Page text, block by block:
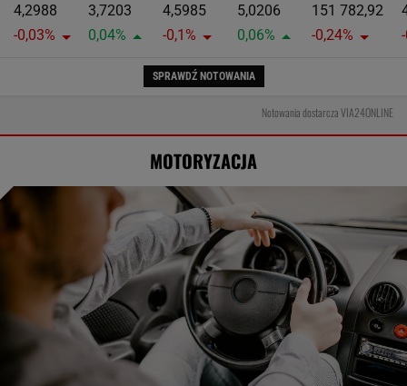
4,2988
-0,03%
3,7203
0,04%
4,5985
-0,1%
5,0206
0,06%
151 782,92
-0,24%
SPRAWDŹ NOTOWANIA
Notowania dostarcza VIA24ONLINE
MOTORYZACJA